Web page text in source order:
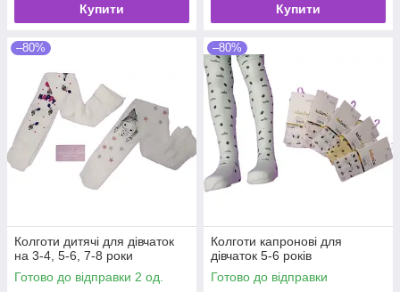
Купити Купити
–80%
Колготи дитячі для дівчаток
на 3-4, 5-6, 7-8 роки
Готово до відправки 2 од.
–80%
Колготи капронові для
дівчаток 5-6 років
Готово до відправки